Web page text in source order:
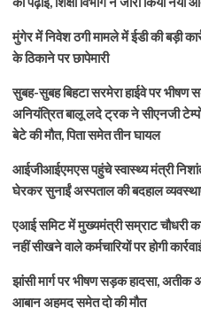
मुंगेर में निवेश ठगी मामले में ईडी की बड़ी
के ठिकाने पर छापेमारी
सुबह-सुबह बिहटा सरमेरा हाईवे पर भीषण
अनियंत्रित बालू लदे ट्रक ने सीएनजी
बेटे की मौत, पिता समेत तीन घायल
आईजीआईएमएस पहुंचे स्वास्थ्य मंत्री
घेरकर सुनाईं अस्पताल की बदहाल
एआई समिट में मुख्यमंत्री सम्राट चौधरी
नहीं सीखने वाले कर्मचारियों पर होगी
झांसी मार्ग पर भीषण सड़क हादसा,
आबान अहमद समेत दो की मौत